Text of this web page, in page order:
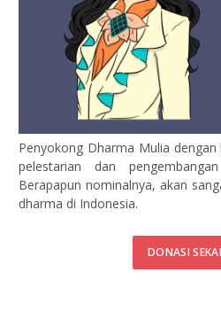
Penyokong Dharma Mulia
pelestarian dan
Berapapun nominalnya, akan
dharma di Indonesia.
DONASI